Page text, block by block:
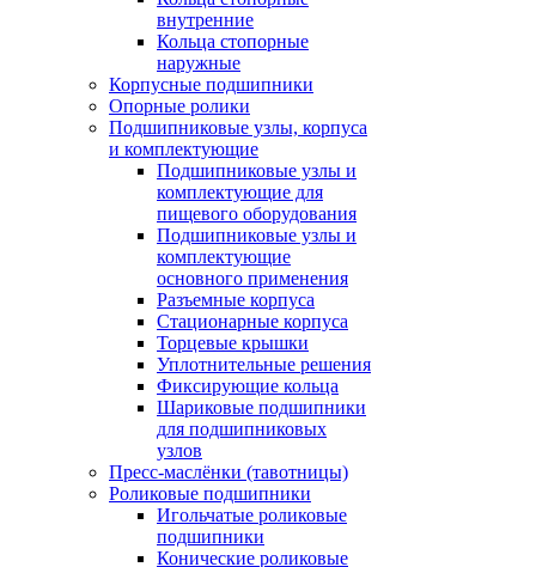
внутренние
Кольца стопорные
наружные
Корпусные подшипники
Опорные ролики
Подшипниковые узлы, корпуса
и комплектующие
Подшипниковые узлы и
комплектующие для
пищевого оборудования
Подшипниковые узлы и
комплектующие
основного применения
Разъемные корпуса
Стационарные корпуса
Торцевые крышки
Уплотнительные решения
Фиксирующие кольца
Шариковые подшипники
для подшипниковых
узлов
Пресс-маслёнки (тавотницы)
Роликовые подшипники
Игольчатые роликовые
подшипники
Конические роликовые